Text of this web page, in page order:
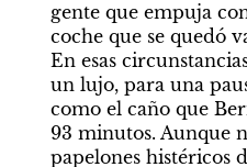
gente que empuja
coche que se quedó
En esas
un lujo, para una
como el caño que
93 minutos. Aunque
papelones histéricos